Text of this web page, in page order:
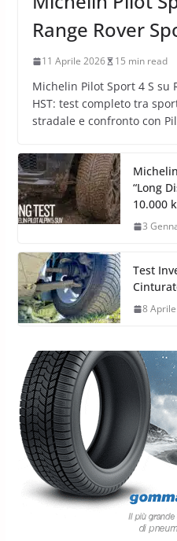
Range Rover
11 Aprile 2026 15 min read
Michelin Pilot Sport 4 S su
HST: test completo tra
stradale e confronto con
“Long
10.000
3
Test
8